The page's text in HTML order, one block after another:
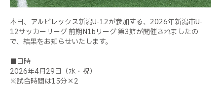
本日、アルビレックス新潟U-12が参加する、2026年新潟市U-
12サッカーリーグ 前期N1bリーグ 第3節が開催されましたの
で、結果をお知らせいたします。
■日時
2026年4月29日（水・祝）
※試合時間は15分×2